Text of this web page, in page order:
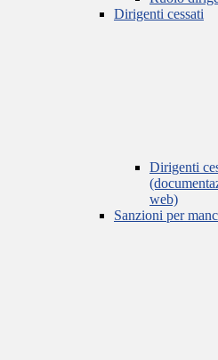
Dirigenti cessati
Dirigenti
web)
Sanzioni per